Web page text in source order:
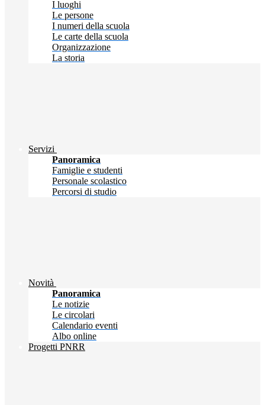
I luoghi
Le persone
I numeri della scuola
Le carte della scuola
Organizzazione
La storia
Servizi
Panoramica
Famiglie e studenti
Personale scolastico
Percorsi di studio
Novità
Panoramica
Le notizie
Le circolari
Calendario eventi
Albo online
Progetti PNRR